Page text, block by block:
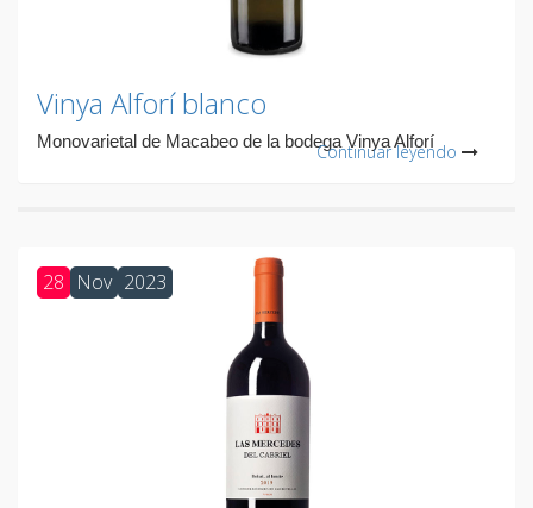
Vinya Alforí blanco
Monovarietal de Macabeo de la bodega Vinya Alforí
Continuar leyendo
28 Nov 2023